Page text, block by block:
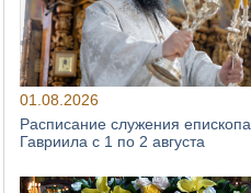
01.08.2026
Расписание служения епископа
Гавриила с 1 по 2 августа